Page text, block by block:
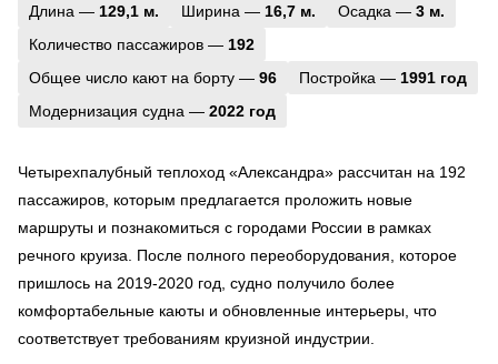
Длина — 129,1 м. Ширина — 16,7 м. Осадка — 3 м.
Количество пассажиров — 192
Общее число кают на борту — 96 Постройка — 1991 год
Модернизация судна — 2022 год
Четырехпалубный теплоход «Александра» рассчитан на 192
пассажиров, которым предлагается проложить новые
маршруты и познакомиться с городами России в рамках
речного круиза. После полного переоборудования, которое
пришлось на 2019-2020 год, судно получило более
комфортабельные каюты и обновленные интерьеры, что
соответствует требованиям круизной индустрии.